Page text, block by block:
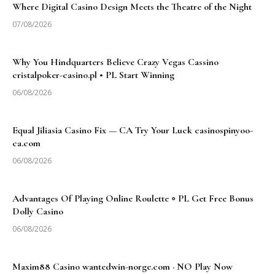
Where Digital Casino Design Meets the Theatre of the Night
07/08/2026
Why You Hindquarters Believe Crazy Vegas Cassino
cristalpoker-casino.pl • PL Start Winning
06/08/2026
Equal Jiliasia Casino Fix — CA Try Your Luck casinospinyoo-
ca.com
06/08/2026
Advantages Of Playing Online Roulette ◦ PL Get Free Bonus
Dolly Casino
06/08/2026
Maxim88 Casino wantedwin-norge.com · NO Play Now